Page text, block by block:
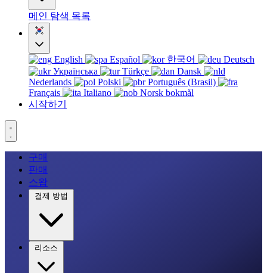
메인 탐색 목록
English Español 한국어
Deutsch
Українська
Türkçe
Dansk
Nederlands
Polski
Português (Brasil)
Français
Italiano
Norsk bokmål
시작하기
구매
판매
스왑
결제 방법
리소스